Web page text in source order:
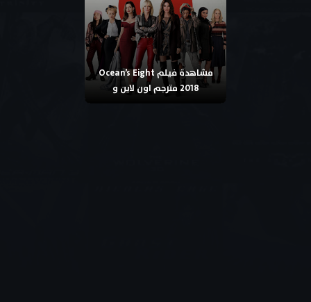
مشاهدة فيلم Ocean’s Eight
2018 مترجم اون لاين و